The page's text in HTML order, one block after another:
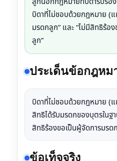
บิดาที่ไม่ชอบด้วยกฎหมาย (
มรดกลูก” และ “ไม่มีสิทธิร้อ
ลูก”
ประเด็นข้อกฎหม
บิดาที่ไม่ชอบด้วยกฎหมาย (
สิทธิได้รับมรดกของบุตรในฐ
สิทธิร้องขอเป็นผู้จัดการมรด
ข้อเท็จจริง